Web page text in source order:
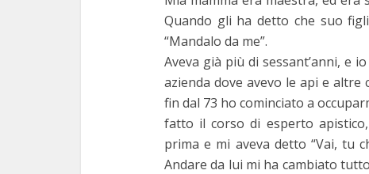
Quando gli ha detto che suo
“Mandalo da me”.
Aveva già più di sessant’anni, e
azienda dove avevo le api e altre
fin dal 73 ho cominciato a
fatto il corso di esperto
prima e mi aveva detto “Vai, tu
Andare da lui mi ha cambiato